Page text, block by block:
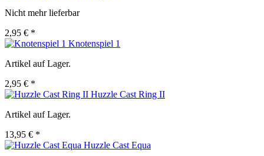
Nicht mehr lieferbar
2,95 € *
Knotenspiel 1
Artikel auf Lager.
2,95 € *
Huzzle Cast Ring II
Artikel auf Lager.
13,95 € *
Huzzle Cast Equa